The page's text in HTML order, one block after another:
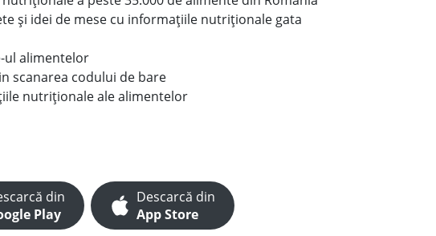
și idei de mese cu informațiile nutriționale gata
ul alimentelor
scanarea codului de bare
nutriționale ale alimentelor
din
Play
Descarcă din
App Store